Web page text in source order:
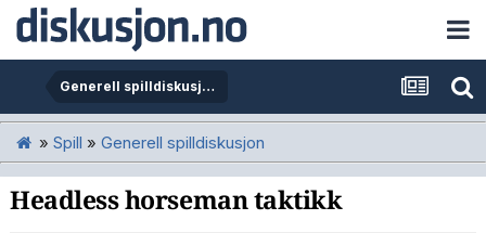
Generell spilldiskusjon
» Spill » Generell spilldiskusjon
Headless horseman taktikk